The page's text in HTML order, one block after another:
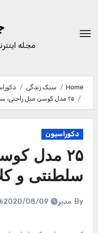
content
مجله
Home سبک زندگی
۲۵ مدل کوسن مبل راحتی، سلطنتی و کلاسیک
دکوراسیون
۲۵ مدل
سلطنتی و
By مدیر 2020/08/09